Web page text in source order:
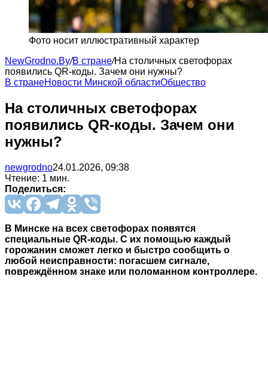
Фото носит иллюстративный характер
NewGrodno.By/В стране/На столичных светофорах
появились QR-коды. Зачем они нужны?
В странеНовости Минской областиОбщество
На столичных светофорах
появились QR-коды. Зачем они
нужны?
newgrodno24.01.2026, 09:38
Чтение: 1 мин.
Поделиться:
В Минске на всех светофорах появятся
специальные QR-коды. С их помощью каждый
горожанин сможет легко и быстро сообщить о
любой неисправности: погасшем сигнале,
повреждённом знаке или поломанном контроллере.